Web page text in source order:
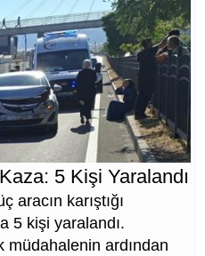
5 Kişi Yaralandı
aracın karıştığı
5 kişi yaralandı.
müdahalenin ardından